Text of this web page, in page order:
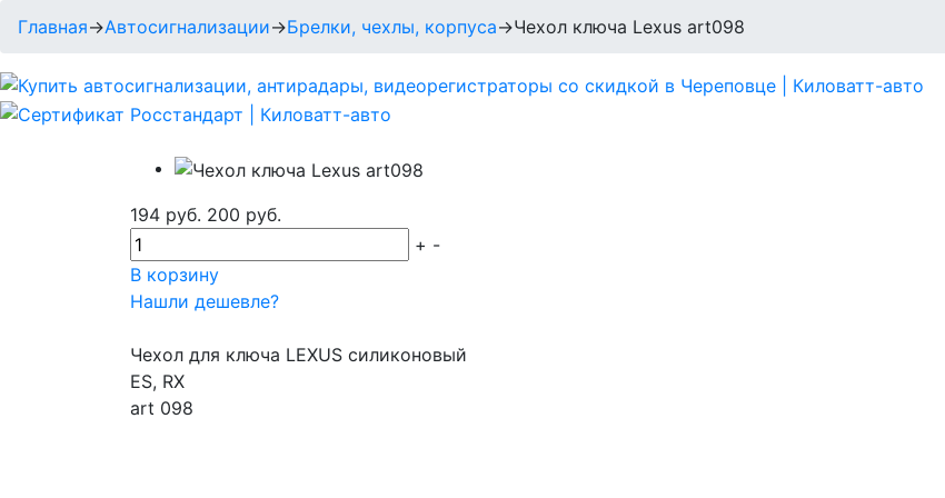
Главная→Автосигнализации→Брелки, чехлы, корпуса→Чехол ключа Lexus art098
194 руб. 200 руб.
+ -
В корзину
Нашли дешевле?
Чехол для ключа LEXUS силиконовый
ES, RX
art 098